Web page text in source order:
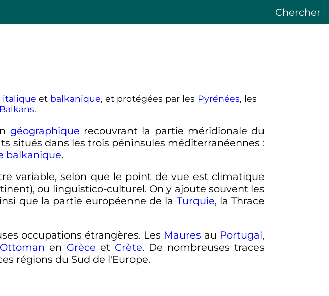
Chercher
italique et balkanique, et protégées par les Pyrénées, les
Balkans.
géographique recouvrant la partie méridionale du
situés dans les trois péninsules méditerranéennes :
balkanique.
variable, selon que le point de vue est climatique
ou linguistico-culturel. On y ajoute souvent les
que la partie européenne de la Turquie, la Thrace
occupations étrangères. Les Maures au Portugal,
en Grèce et Crète. De nombreuses traces
régions du Sud de l'Europe.